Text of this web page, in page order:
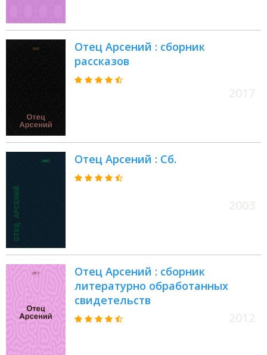
Отец Арсений : сборник
рассказов
Отец Арсений : Сб.
Отец Арсений : сборник
литературно обработанных
свидетельств